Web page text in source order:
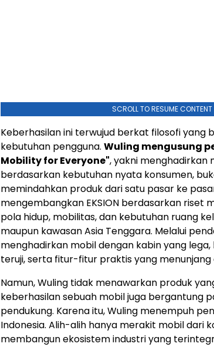
SCROLL TO RESUME CONTENT
Keberhasilan ini terwujud berkat filosofi yang
kebutuhan pengguna. Wuling mengusung
Mobility for Everyone", yakni menghadirkan
berdasarkan kebutuhan nyata konsumen,
memindahkan produk dari satu pasar ke
mengembangkan EKSION berdasarkan riset
pola hidup, mobilitas, dan kebutuhan ruang
maupun kawasan Asia Tenggara. Melalui
menghadirkan mobil dengan kabin yang
teruji, serta fitur-fitur praktis yang
Namun, Wuling tidak menawarkan produk
keberhasilan sebuah mobil juga bergantung
pendukung. Karena itu, Wuling menempuh
Indonesia. Alih-alih hanya merakit mobil dari
membangun ekosistem industri yang